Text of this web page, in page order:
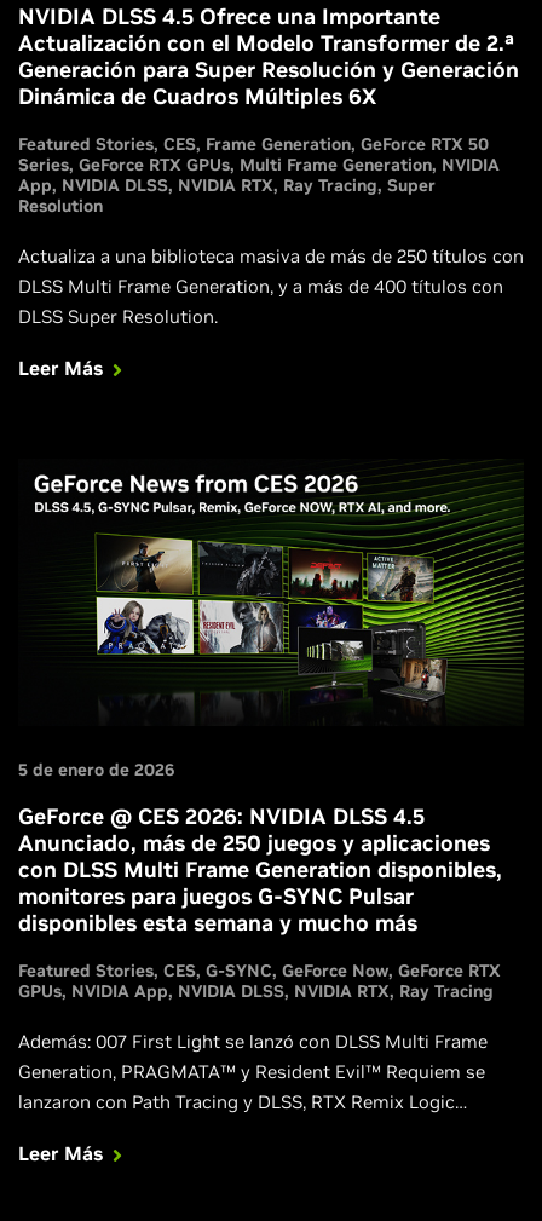
NVIDIA DLSS 4.5 Ofrece una Importante
Actualización con el Modelo Transformer de 2.ª
Generación para Super Resolución y Generación
Dinámica de Cuadros Múltiples 6X
Featured Stories CES Frame Generation GeForce RTX 50
Series GeForce RTX GPUs Multi Frame Generation NVIDIA
App NVIDIA DLSS NVIDIA RTX Ray Tracing Super
Resolution
Actualiza a una biblioteca masiva de más de 250 títulos con
DLSS Multi Frame Generation, y a más de 400 títulos con
DLSS Super Resolution.
Leer Más
5 de enero de 2026
GeForce @ CES 2026: NVIDIA DLSS 4.5
Anunciado, más de 250 juegos y aplicaciones
con DLSS Multi Frame Generation disponibles,
monitores para juegos G-SYNC Pulsar
disponibles esta semana y mucho más
Featured Stories CES G-SYNC GeForce Now GeForce RTX
GPUs NVIDIA App NVIDIA DLSS NVIDIA RTX Ray Tracing
Además: 007 First Light se lanzó con DLSS Multi Frame
Generation, PRAGMATA™ y Resident Evil™ Requiem se
lanzaron con Path Tracing y DLSS, RTX Remix Logic
espectaculares en clásicos remasterizados, y los juegos
Leer Más